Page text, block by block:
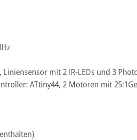
mit 2 IR-LEDs und 3
ATtiny44, 2 Motoren mit